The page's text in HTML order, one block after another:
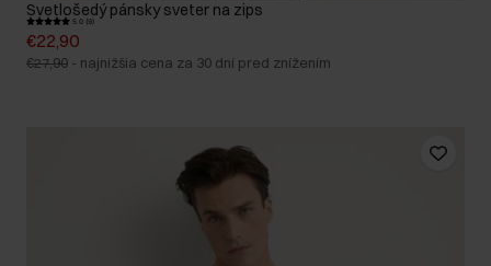
Svetlošedý pánsky sveter na zips
5.0 (9)
€22,90
€27,90 - najnižšia cena za 30 dní pred znížením